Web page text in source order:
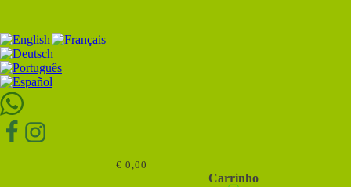
€ 0,00
Carrinho